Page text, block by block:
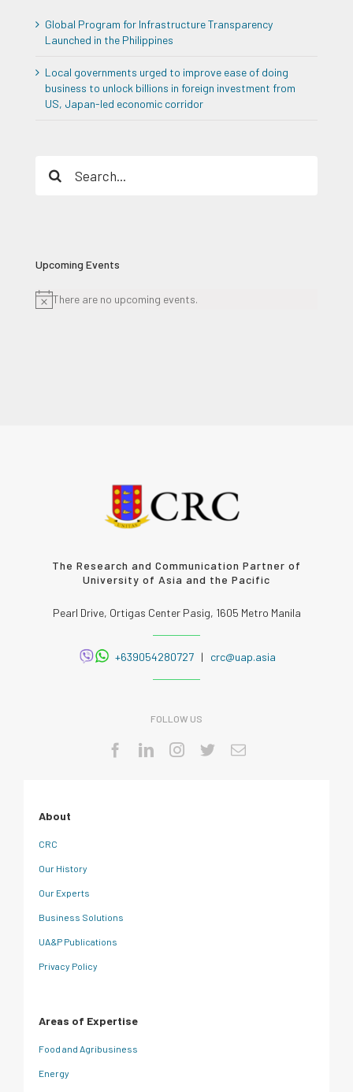
Upcoming Events
Notice
There are no upcoming events.
Global Program for Infrastructure Transparency
Launched in the Philippines
Local governments urged to improve ease of doing
business to unlock billions in foreign investment from
US, Japan-led economic corridor
The Research and Communication Partner of
University of Asia and the Pacific
Pearl Drive, Ortigas Center Pasig, 1605 Metro Manila
+639054280727| crc@uap.asia
FOLLOW US
About
CRC
Our History
Our Experts
Business Solutions
UA&P Publications
Privacy Policy
Areas of Expertise
Food and Agribusiness
Energy